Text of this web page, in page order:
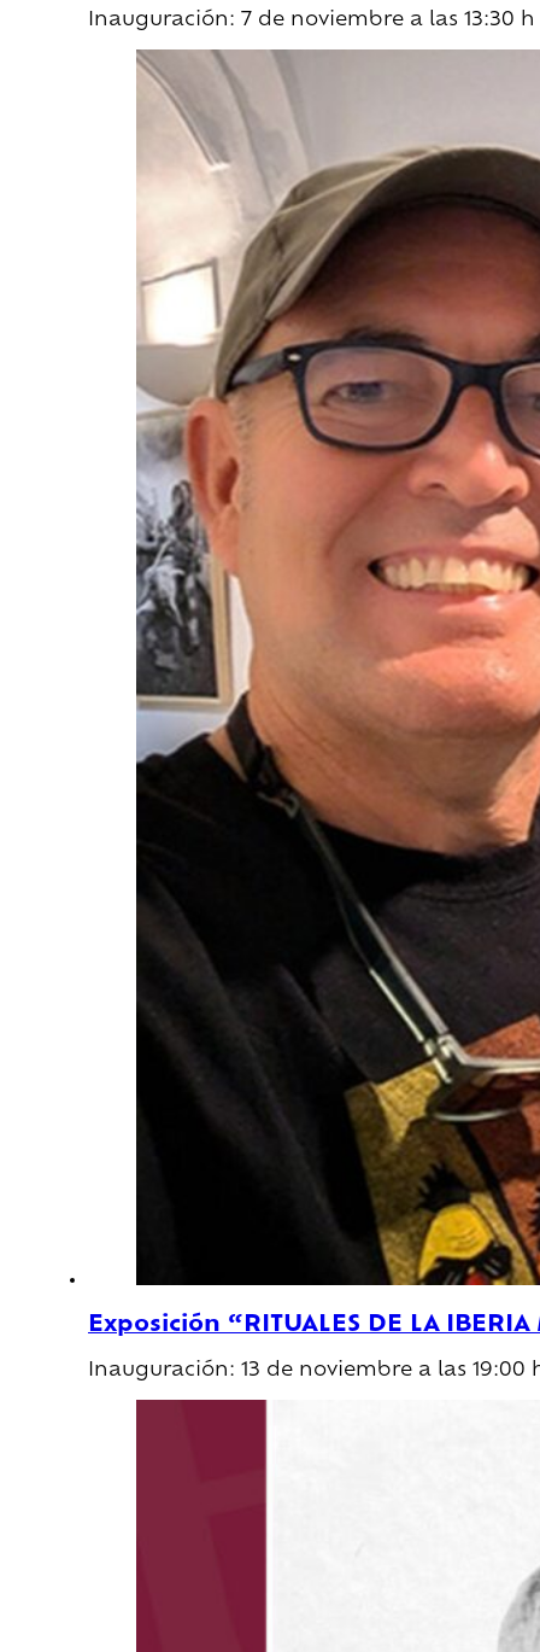
Inauguración: 7 de noviembre a las 13:30
Exposición “RITUALES DE LA
Inauguración: 13 de noviembre a las